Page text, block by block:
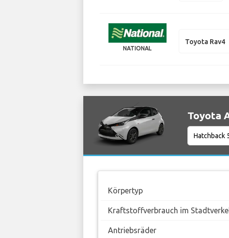
NATIONAL
Toyota Rav4
Toyota
Körpertyp
Kraftstoffverbrauch im
Antriebsräder